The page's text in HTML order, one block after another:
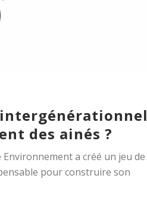
des ainés ?
a créé un jeu de
pour construire son